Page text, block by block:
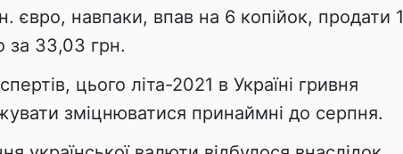
євро, навпаки, впав на 6 копійок, продати 1
за 33,03 грн.
цього літа-2021 в Україні гривня
зміцнюватися принаймні до серпня.